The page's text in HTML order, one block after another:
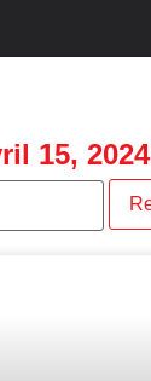
15, 2024